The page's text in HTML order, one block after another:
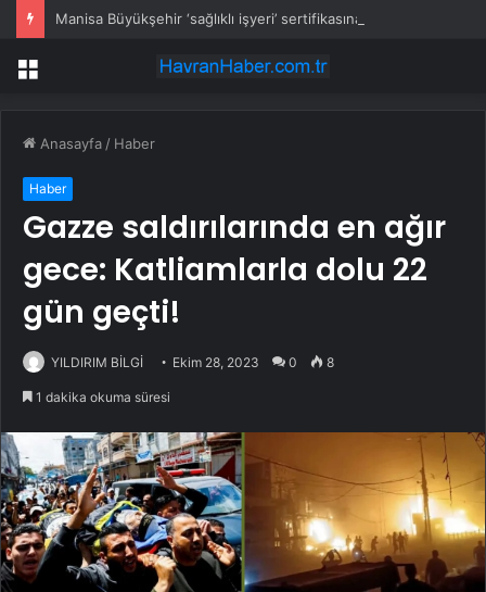
Manisa Büyükşehir ‘sağlıklı işyeri’ sertifikasına kavuştu
Menü
Anasayfa / Haber
Haber
Gazze saldırılarında en ağır
gece: Katliamlarla dolu 22
gün geçti!
YILDIRIM BİLGİ Ekim 28, 2023 0 8
1 dakika okuma süresi